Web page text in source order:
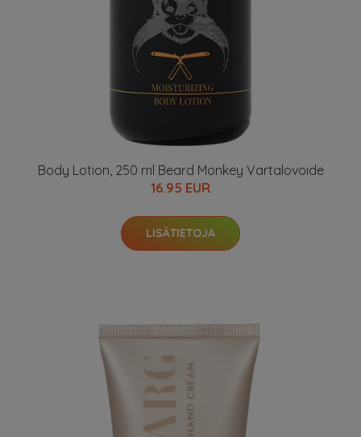
Body Lotion, 250 ml Beard Monkey Vartalovoide
16.95 EUR
LISÄTIETOJA